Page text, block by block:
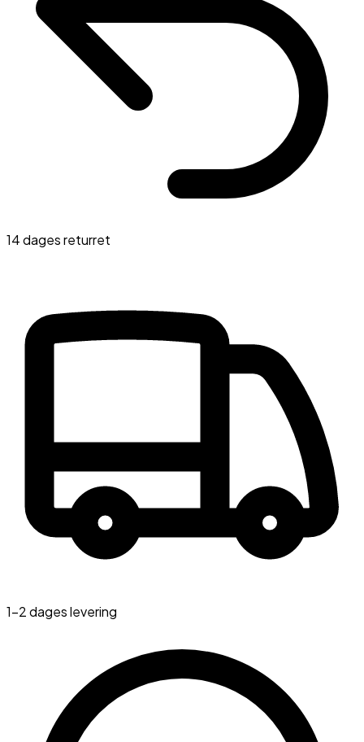
14 dages returret
1-2 dages levering